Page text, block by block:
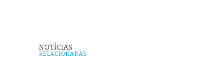
NOTÍCIAS
RELACIONADAS